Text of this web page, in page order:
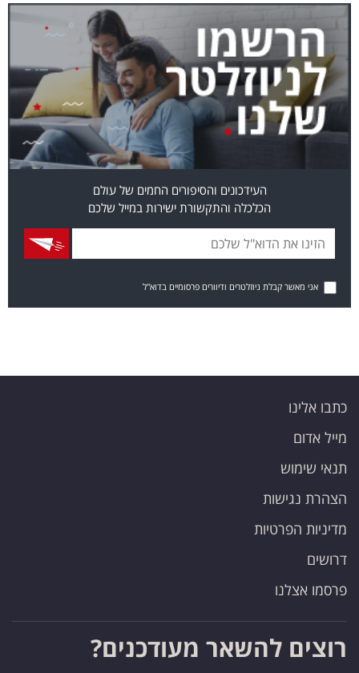
העידכונים והסיפורים החמים של עולם
הכלכלה והתקשורת ישירות במייל שלכם
אני מאשר קבלת ניוזלטרים ודיוורים פרסומיים בדוא"ל
כתבו אלינו
מייל אדום
תנאי שימוש
הצהרת נגישות
מדיניות הפרטיות
דרושים
פרסמו אצלנו
רוצים להשאר מעודכנים?